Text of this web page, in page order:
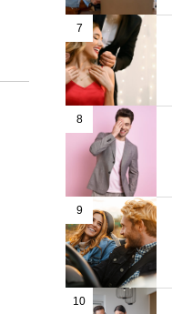
7
8
9
10